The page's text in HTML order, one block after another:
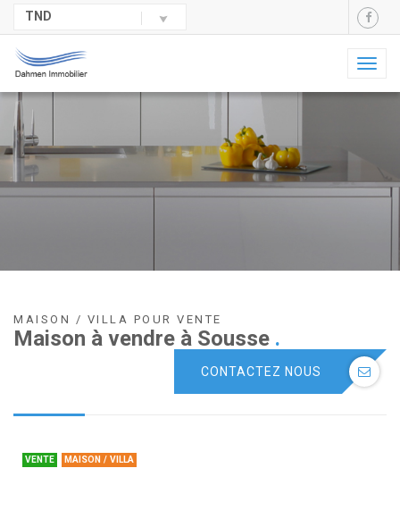
TND
MAISON / VILLA POUR VENTE
Maison à vendre à Sousse .
CONTACTEZ NOUS
VENTE MAISON / VILLA